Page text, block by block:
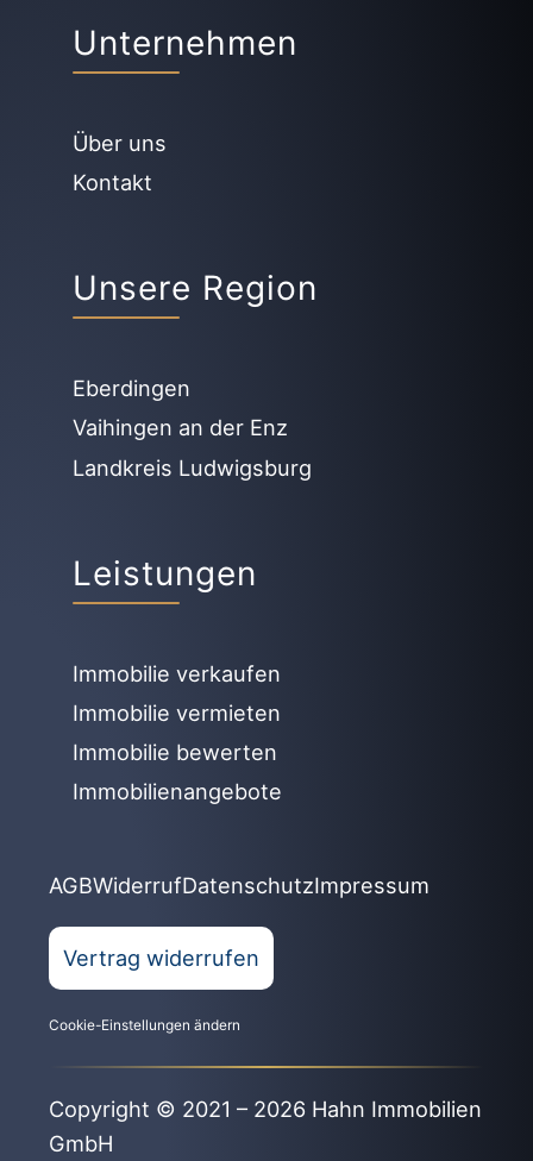
Leistungen
Immobilie verkaufen
Immobilie vermieten
Immobilie bewerten
Immobilienangebote
Unsere Region
Eberdingen
Vaihingen an der Enz
Landkreis Ludwigsburg
Unternehmen
Über uns
Kontakt
AGBWiderrufDatenschutzImpressum
Vertrag widerrufen
Cookie-Einstellungen ändern
Copyright © 2021 – 2026 Hahn Immobilien
GmbH